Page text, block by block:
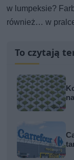
w lumpeksie?
również… w
To czytają